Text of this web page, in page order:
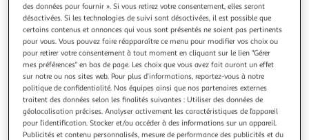
FREDERIC MALETREZ
AOP Champagne Brut Frederic Maletrez 1er Cru
Le Champagne Frédéric Maletrez Premier Cru révèle une
expression élégante et structurée. Ce champagne blanc
séduit par un joli fruit associé à de discrètes notes
briochées. La bouche charnue et bien liée se prolonge sur
une finale marquée par une touche végétale délicate.
L’ensemble est équilibré et
En savoir +
75cl
Vendu parAuchan
Allergènes :
Anhydride sulfureux et sulfites
des données pour fournir ». Si vous retirez votre consentement, elles seront
désactivées. Si les technologies de suivi sont désactivées, il est possible que
certains contenus et annonces qui vous sont présentés ne soient pas pertinents
pour vous. Vous pouvez faire réapparaître ce menu pour modifier vos choix ou
pour retirer votre consentement à tout moment en cliquant sur le lien "Gérer
mes préférences" en bas de page. Les choix que vous avez fait auront un effet
sur notre ou nos sites web. Pour plus d’informations, reportez-vous à notre
politique de confidentialité. Nos équipes ainsi que nos partenaires externes
traitent des données selon les finalités suivantes : Utiliser des données de
géolocalisation précises. Analyser activement les caractéristiques de l’appareil
pour l’identification. Stocker et/ou accéder à des informations sur un appareil.
Publicités et contenu personnalisés, mesure de performance des publicités et du